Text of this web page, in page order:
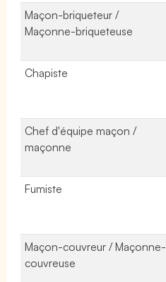
Maçon-briqueteur /
Maçonne-briqueteuse
Chapiste
Chef d'équipe maçon /
maçonne
Fumiste
Maçon-couvreur / Maçonne-
couvreuse